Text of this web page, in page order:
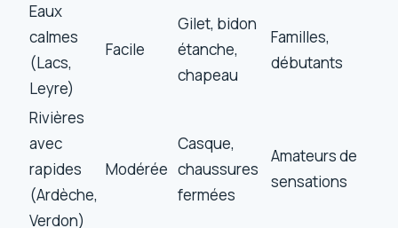
Eaux
calmes
(Lacs,
Leyre)
Facile
Gilet, bidon
étanche,
chapeau
Familles,
débutants
Rivières
avec
rapides
(Ardèche,
Verdon)
Modérée
Casque,
chaussures
fermées
Amateurs de
sensations